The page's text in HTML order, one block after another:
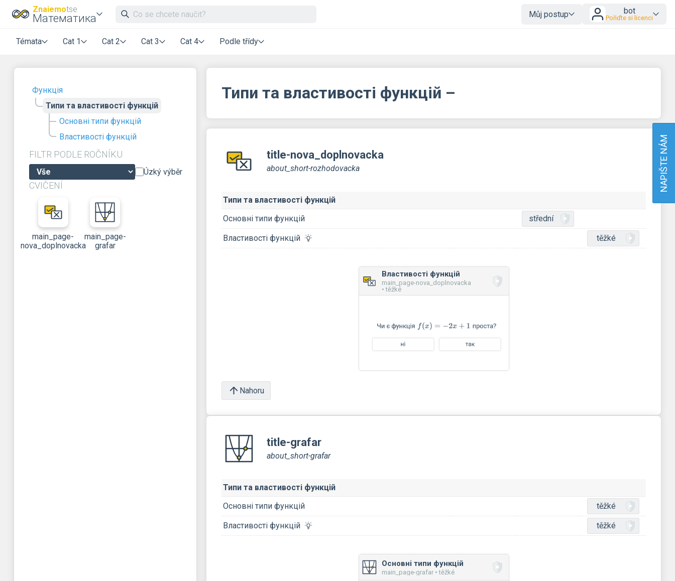
Znaiemotse
Математика Můj postup bot
Pořiďte si licenci
Témata Cat 1 Cat 2 Cat 3 Cat 4 Podle třídy
Функція
Типи та властивості функцій
Основні типи функцій
Властивості функцій
FILTR PODLE ROČNÍKU
Úzký výběr
CVIČENÍ
main_page-
nova_doplnovacka
main_page-
grafar
Типи та властивості функцій –
title-nova_doplnovacka
about_short-rozhodovacka
Типи та властивості функцій
Основні типи функцій
střední
Властивості функцій těžké
Властивості функцій
main_page-nova_doplnovacka
• těžké
Nahoru
title-grafar
about_short-grafar
Типи та властивості функцій
Основні типи функцій
těžké
Властивості функцій těžké
Основні типи функцій
main_page-grafar • těžké
NAPIŠTE NÁM